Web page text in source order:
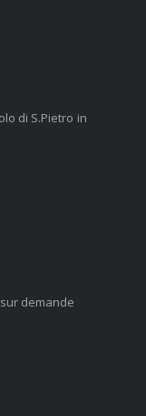
di S.Pietro in
sur demande